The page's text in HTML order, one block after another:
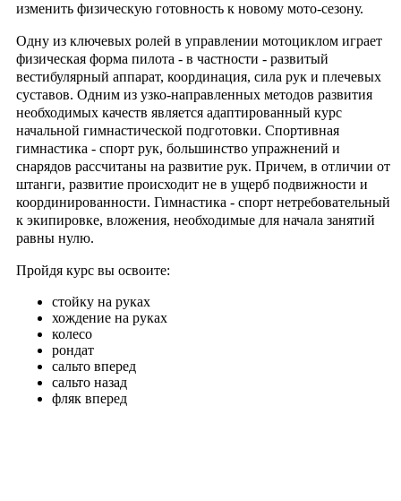
изменить физическую готовность к новому мото-сезону.
Одну из ключевых ролей в управлении мотоциклом играет
физическая форма пилота - в частности - развитый
вестибулярный аппарат, координация, сила рук и плечевых
суставов. Одним из узко-направленных методов развития
необходимых качеств является адаптированный курс
начальной гимнастической подготовки. Спортивная
гимнастика - спорт рук, большинство упражнений и
снарядов рассчитаны на развитие рук. Причем, в отличии от
штанги, развитие происходит не в ущерб подвижности и
координированности. Гимнастика - спорт нетребовательный
к экипировке, вложения, необходимые для начала занятий
равны нулю.
Пройдя курс вы освоите:
стойку на руках
хождение на руках
колесо
рондат
сальто вперед
сальто назад
фляк вперед